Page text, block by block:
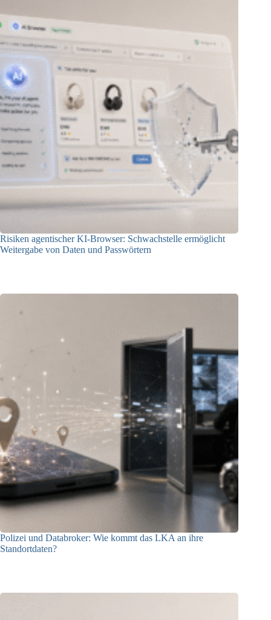
Risiken agentischer KI-Browser: Schwachstelle ermöglicht
Weitergabe von Daten und Passwörtern
Polizei und Databroker: Wie kommt das LKA an ihre
Standortdaten?